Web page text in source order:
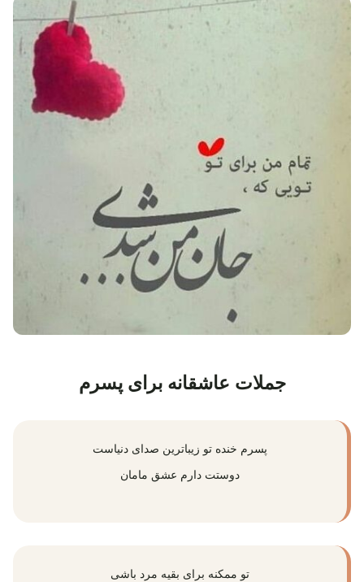
جملات عاشقانه برای پسرم
پسرم خنده تو زیباترین صدای دنیاست
دوستت دارم عشق مامان
تو ممکنه برای بقیه مرد باشی